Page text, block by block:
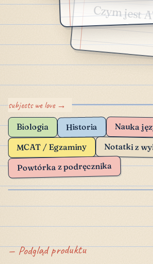
Czym jest
Biologia Historia Nauka
MCAT / Egzaminy Notatki z
Powtórka z podręcznika
Podgląd produktu